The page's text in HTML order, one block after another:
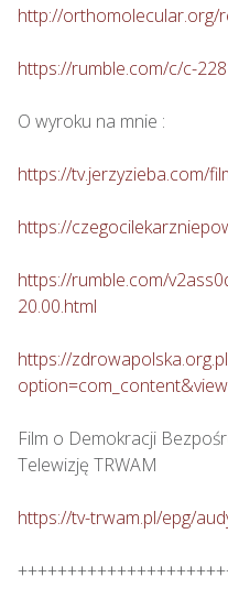
http://orthomolecular.org/
https://rumble.com/c/c-
O wyroku na mnie :
https://tv.jerzyzieba.com/
https://
https://rumble.com/
20.00.html
https://
Film o Demokracji
Telewizję TRWAM
https://tv-trwam.pl/epg/